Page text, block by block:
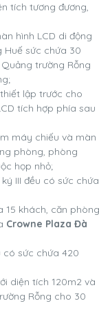
tích tương đương,
hình LCD di động
Huế sức chứa 30
trường Rỗng
lập trước cho
tích hợp phía sau
máy chiếu và màn
phòng, phòng
họp nhỏ;
III đều có sức chứa
15 khách, căn phòng
Crowne Plaza Đà
có sức chứa 420
diện tích 120m2 và
Rỗng cho 30